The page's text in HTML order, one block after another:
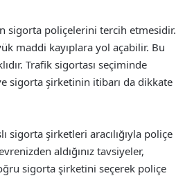
sigorta poliçelerini tercih etmesidir.
maddi kayıplara yol açabilir. Bu
Trafik sigortası seçiminde
sigorta şirketinin itibarı da dikkate
sigorta şirketleri aracılığıyla poliçe
aldığınız tavsiyeler,
sigorta şirketini seçerek poliçe